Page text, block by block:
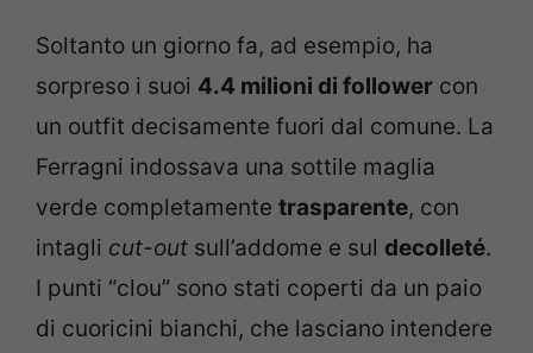
Soltanto un giorno fa, ad esempio, ha
sorpreso i suoi 4.4 milioni di follower con
un outfit decisamente fuori dal comune. La
Ferragni indossava una sottile maglia
verde completamente trasparente, con
intagli cut-out sull’addome e sul decolleté.
I punti “clou” sono stati coperti da un paio
di cuoricini bianchi, che lasciano intendere